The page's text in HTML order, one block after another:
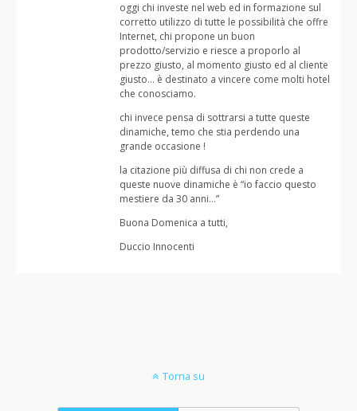
oggi chi investe nel web ed in formazione sul
corretto utilizzo di tutte le possibilità che offre
Internet, chi propone un buon
prodotto/servizio e riesce a proporlo al
prezzo giusto, al momento giusto ed al cliente
giusto… è destinato a vincere come molti hotel
che conosciamo.
chi invece pensa di sottrarsi a tutte queste
dinamiche, temo che stia perdendo una
grande occasione !
la citazione più diffusa di chi non crede a
queste nuove dinamiche è “io faccio questo
mestiere da 30 anni…”
Buona Domenica a tutti,
Duccio Innocenti
Torna su